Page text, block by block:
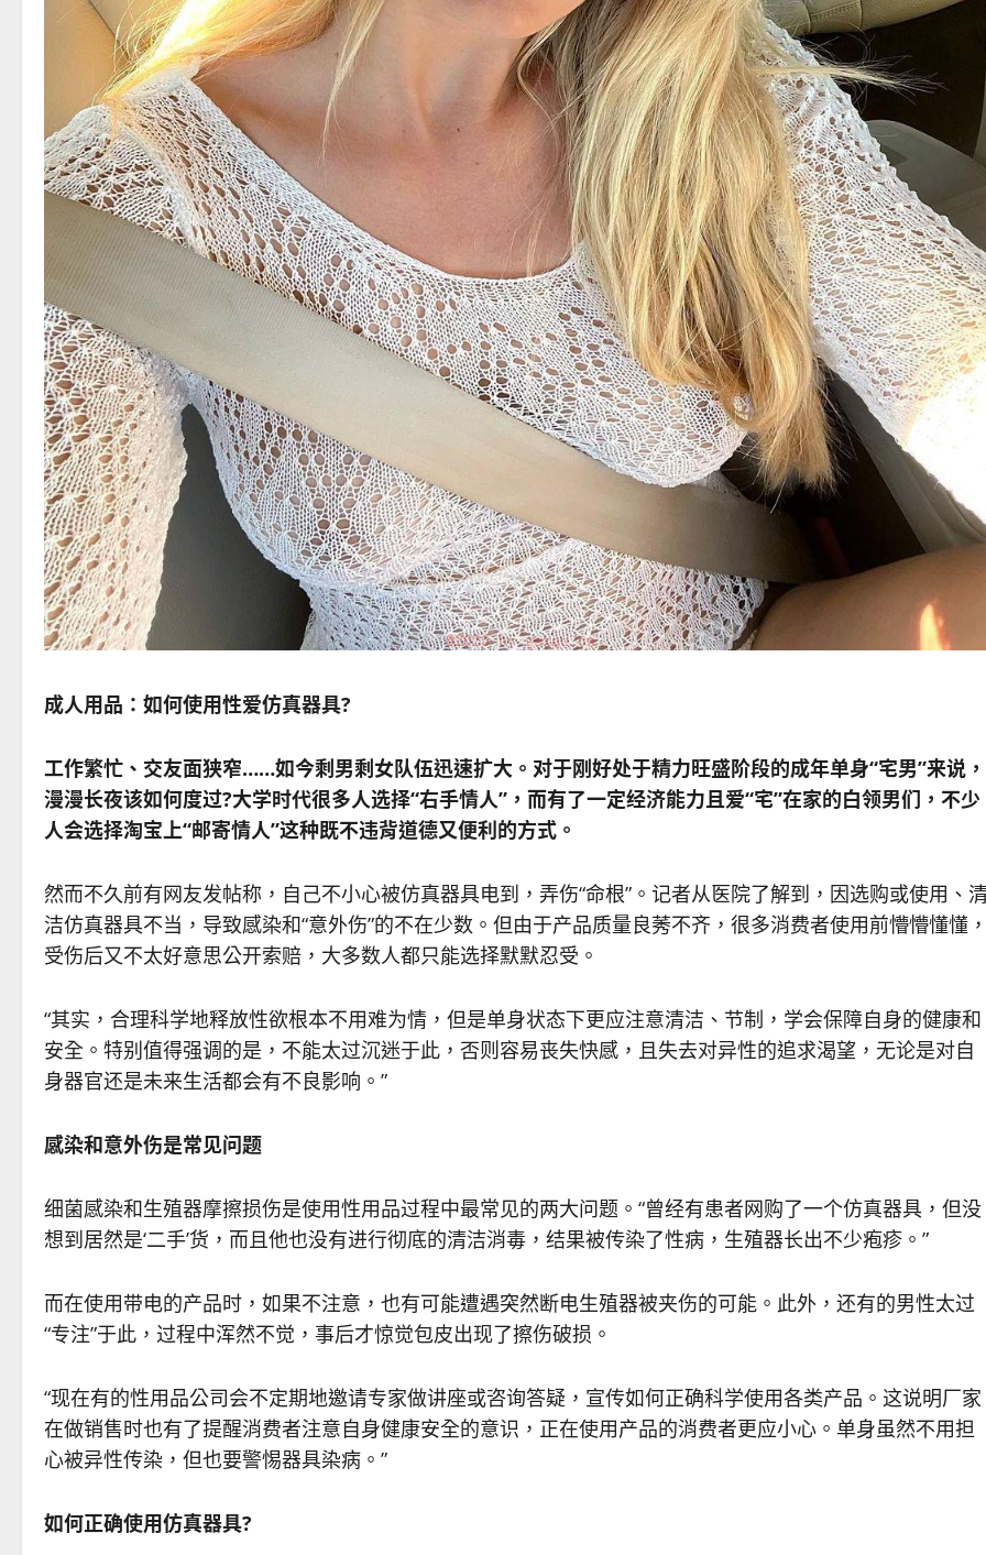
成人用品：如何使用性爱仿真器具?
工作繁忙、交友面狭窄……如今剩男剩女队伍迅速扩大。对于刚好处于精力旺盛阶段的成年单身“宅男”来说，
漫漫长夜该如何度过?大学时代很多人选择“右手情人”，而有了一定经济能力且爱“宅”在家的白领男们，不少
人会选择淘宝上“邮寄情人”这种既不违背道德又便利的方式。
然而不久前有网友发帖称，自己不小心被仿真器具电到，弄伤“命根”。记者从医院了解到，因选购或使用、
洁仿真器具不当，导致感染和“意外伤”的不在少数。但由于产品质量良莠不齐，很多消费者使用前懵懵懂懂
受伤后又不太好意思公开索赔，大多数人都只能选择默默忍受。
“其实，合理科学地释放性欲根本不用难为情，但是单身状态下更应注意清洁、节制，学会保障自身的健康和
安全。特别值得强调的是，不能太过沉迷于此，否则容易丧失快感，且失去对异性的追求渴望，无论是对自
身器官还是未来生活都会有不良影响。”
感染和意外伤是常见问题
细菌感染和生殖器摩擦损伤是使用性用品过程中最常见的两大问题。“曾经有患者网购了一个仿真器具，但没
想到居然是‘二手’货，而且他也没有进行彻底的清洁消毒，结果被传染了性病，生殖器长出不少疱疹。”
而在使用带电的产品时，如果不注意，也有可能遭遇突然断电生殖器被夹伤的可能。此外，还有的男性太过
“专注”于此，过程中浑然不觉，事后才惊觉包皮出现了擦伤破损。
“现在有的性用品公司会不定期地邀请专家做讲座或咨询答疑，宣传如何正确科学使用各类产品。这说明厂家
在做销售时也有了提醒消费者注意自身健康安全的意识，正在使用产品的消费者更应小心。单身虽然不用担
心被异性传染，但也要警惕器具染病。”
如何正确使用仿真器具?